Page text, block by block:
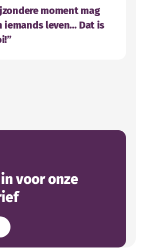
moment mag
iemands leven… Dat is
voor onze